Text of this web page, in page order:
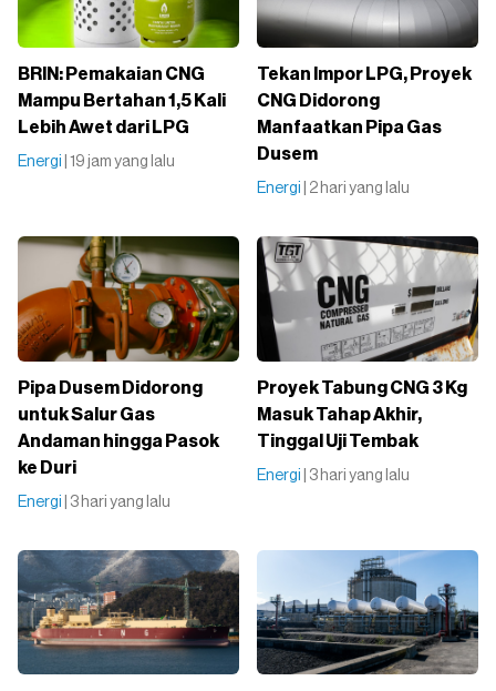
BRIN: Pemakaian CNG
Mampu Bertahan 1,5 Kali
Lebih Awet dari LPG
Energi | 19 jam yang lalu
Tekan Impor LPG, Proyek
CNG Didorong
Manfaatkan Pipa Gas
Dusem
Energi | 2 hari yang lalu
Pipa Dusem Didorong
untuk Salur Gas
Andaman hingga Pasok
ke Duri
Energi | 3 hari yang lalu
Proyek Tabung CNG 3 Kg
Masuk Tahap Akhir,
Tinggal Uji Tembak
Energi | 3 hari yang lalu